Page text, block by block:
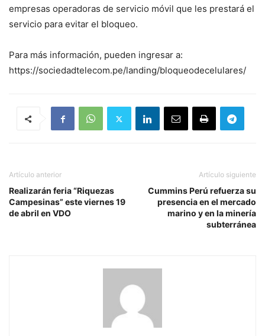
empresas operadoras de servicio móvil que les prestará el
servicio para evitar el bloqueo.
Para más información, pueden ingresar a:
https://sociedadtelecom.pe/landing/bloqueodecelulares/
Artículo anterior
Realizarán feria “Riquezas
Campesinas” este viernes 19
de abril en VDO
Artículo siguiente
Cummins Perú refuerza su
presencia en el mercado
marino y en la minería
subterránea